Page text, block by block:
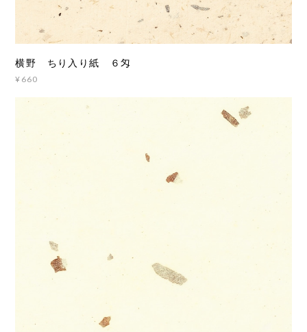
横野 ちり入り紙 ６匁
¥660